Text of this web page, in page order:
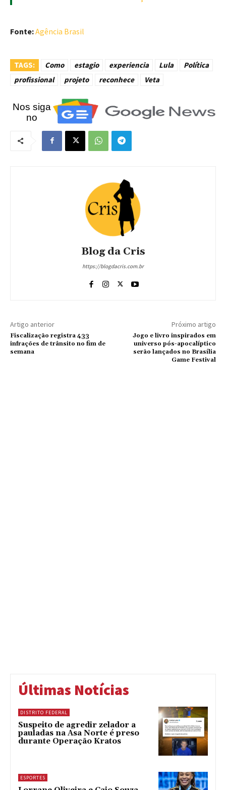
Fonte:Agência Brasil
TAGS: Como estagio experiencia Lula
Política
profissional
projeto reconhece Veta
Nos siga
no
Blog da Cris
https://blogdacris.com.br
Artigo anterior
Fiscalização registra 433
infrações de trânsito no fim de
semana
Próximo artigo
Jogo e livro inspirados em
universo pós-apocalíptico
serão lançados no Brasília
Game Festival
Últimas Notícias
DISTRITO FEDERAL
Suspeito de agredir zelador a
pauladas na Asa Norte é preso
durante Operação Kratos
ESPORTES